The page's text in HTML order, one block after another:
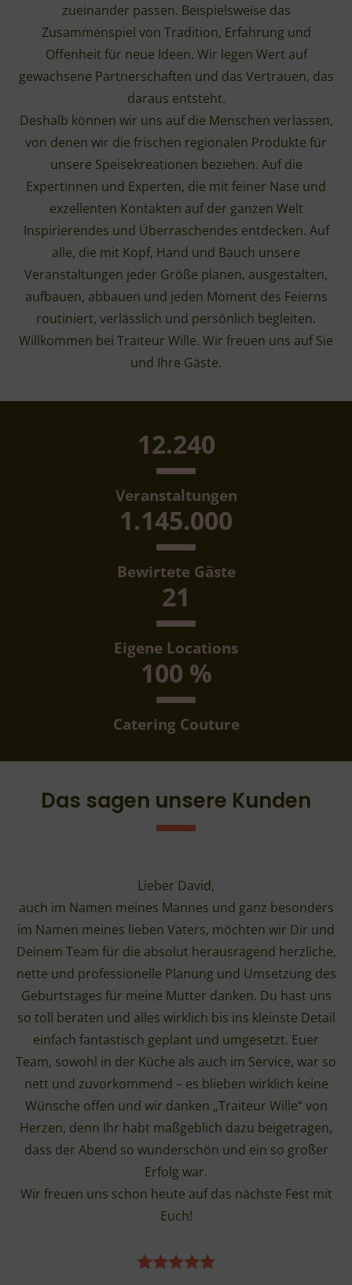
zueinander passen. Beispielsweise das
Zusammenspiel von Tradition, Erfahrung und
Offenheit für neue Ideen. Wir legen Wert auf
gewachsene Partnerschaften und das Vertrauen, das
daraus entsteht.
Deshalb können wir uns auf die Menschen verlassen,
von denen wir die frischen regionalen Produkte für
unsere Speisekreationen beziehen. Auf die
Expertinnen und Experten, die mit feiner Nase und
exzellenten Kontakten auf der ganzen Welt
Inspirierendes und Überraschendes entdecken. Auf
alle, die mit Kopf, Hand und Bauch unsere
Veranstaltungen jeder Größe planen, ausgestalten,
aufbauen, abbauen und jeden Moment des Feierns
routiniert, verlässlich und persönlich begleiten.
Willkommen bei Traiteur Wille. Wir freuen uns auf Sie
und Ihre Gäste.
12.240
Veranstaltungen
1.145.000
Bewirtete Gäste
21
Eigene Locations
100 %
Catering Couture
Das sagen unsere Kunden
Lieber David,
auch im Namen meines Mannes und ganz besonders
im Namen meines lieben Vaters, möchten wir Dir und
Deinem Team für die absolut herausragend herzliche,
nette und professionelle Planung und Umsetzung des
Geburtstages für meine Mutter danken. Du hast uns
so toll beraten und alles wirklich bis ins kleinste Detail
einfach fantastisch geplant und umgesetzt. Euer
Team, sowohl in der Küche als auch im Service, war so
nett und zuvorkommend – es blieben wirklich keine
Wünsche offen und wir danken „Traiteur Wille“ von
Herzen, denn Ihr habt maßgeblich dazu beigetragen,
dass der Abend so wunderschön und ein so großer
Erfolg war.
Wir freuen uns schon heute auf das nächste Fest mit
Euch!